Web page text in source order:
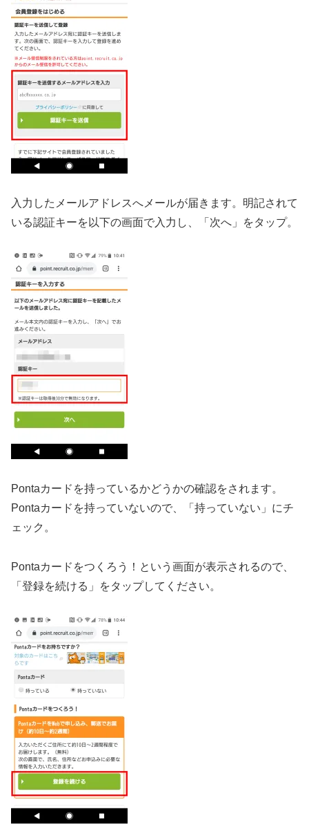
入力したメールアドレスへメールが届きます。明記されて
いる認証キーを以下の画面で入力し、「次へ」をタップ。
Pontaカードを持っているかどうかの確認をされます。
Pontaカードを持っていないので、「持っていない」にチ
ェック。
Pontaカードをつくろう！という画面が表示されるので、
「登録を続ける」をタップしてください。